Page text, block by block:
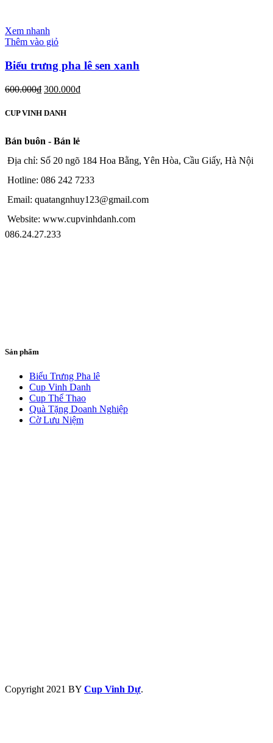
Xem nhanh
Thêm vào giỏ
Biểu trưng pha lê sen xanh
600.000₫ 300.000₫
CUP VINH DANH
Bán buôn - Bán lẻ
Địa chỉ: Số 20 ngõ 184 Hoa Bằng, Yên Hòa, Cầu Giấy, Hà Nội
Hotline: 086 242 7233
Email: quatangnhuy123@gmail.com
Website: www.cupvinhdanh.com
086.24.27.233
Sản phẩm
Biểu Trưng Pha lê
Cup Vinh Danh
Cup Thể Thao
Quà Tặng Doanh Nghiệp
Cờ Lưu Niệm
Copyright 2021 BY Cup Vinh Dự.